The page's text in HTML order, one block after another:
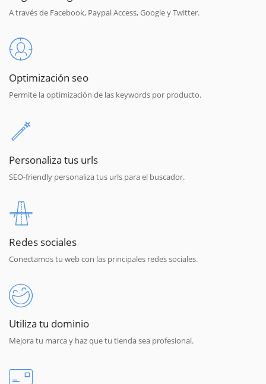
A través de Facebook, Paypal Access, Google y Twitter.
Optimización seo
Permite la optimización de las keywords por producto.
Personaliza tus urls
SEO-friendly personaliza tus urls para el buscador.
Redes sociales
Conectamos tu web con las principales redes sociales.
Utiliza tu dominio
Mejora tu marca y haz que tu tienda sea profesional.